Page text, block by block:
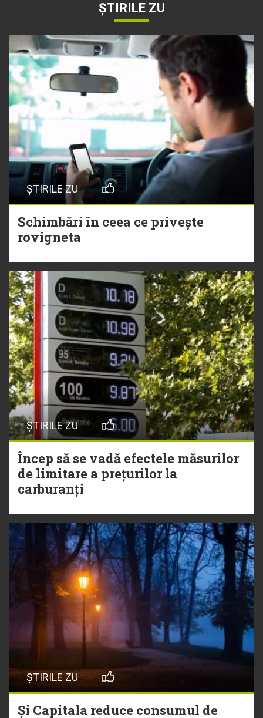
ȘTIRILE ZU
ȘTIRILE ZU
Schimbări în ceea ce privește
rovigneta
ȘTIRILE ZU
Încep să se vadă efectele măsurilor
de limitare a prețurilor la
carburanți
ȘTIRILE ZU
Și Capitala reduce consumul de